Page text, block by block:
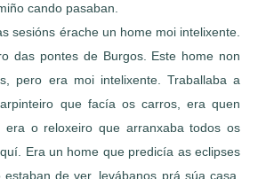
cando pasaban.
sesións érache un home moi intelixente.
das pontes de Burgos. Este home non
pero era moi intelixente. Traballaba a
que facía os carros, era quen
era o reloxeiro que arranxaba todos os
Era un home que predicía as eclipses
de ver, levábanos prá súa casa,